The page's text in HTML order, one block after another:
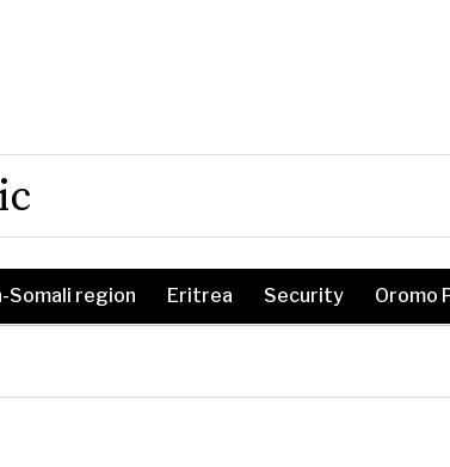
Somali region Eritrea Security Oromo